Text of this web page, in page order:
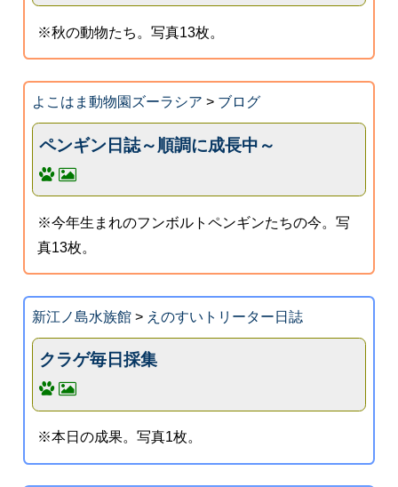
※秋の動物たち。写真13枚。
よこはま動物園ズーラシア > ブログ
ペンギン日誌～順調に成長中～
※今年生まれのフンボルトペンギンたちの今。写
真13枚。
新江ノ島水族館> えのすいトリーター日誌
クラゲ毎日採集
※本日の成果。写真1枚。